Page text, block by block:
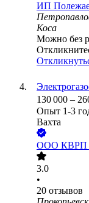
ИП
Коса
Можно без
130 000 –
Опыт 1-3
Вахта
ООО КВРП
3.0
•
20 отзывов